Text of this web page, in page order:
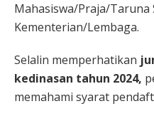
Mahasiswa/Praja/Taruna
Kementerian/Lembaga.
Selalin memperhatikan
kedinasan tahun 2024,
memahami syarat